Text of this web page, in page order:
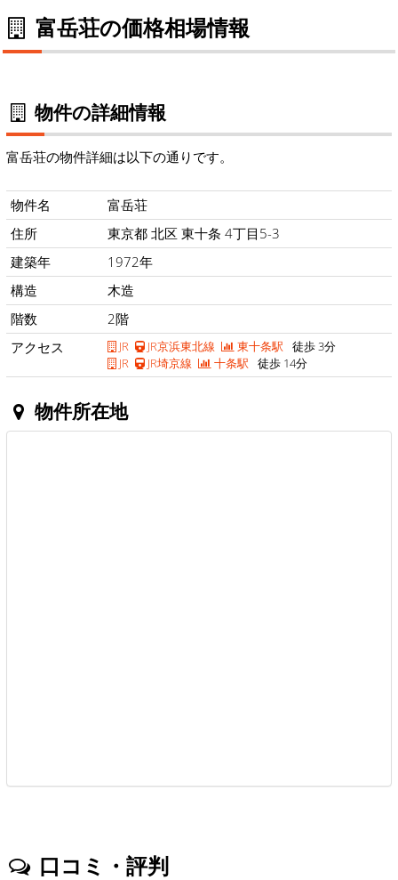
富岳荘の価格相場情報
物件の詳細情報
富岳荘の物件詳細は以下の通りです。
物件名
富岳荘
住所
東京都 北区 東十条 4丁目5-3
建築年
1972年
構造
木造
階数
2階
アクセス
JR JR京浜東北線 東十条駅 徒歩 3分
JR
JR埼京線 十条駅 徒歩 14分
物件所在地
口コミ・評判